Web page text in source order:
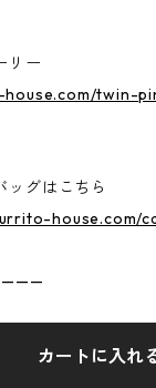
リー
twin-
グはこちら
house.com/
カートに入れ